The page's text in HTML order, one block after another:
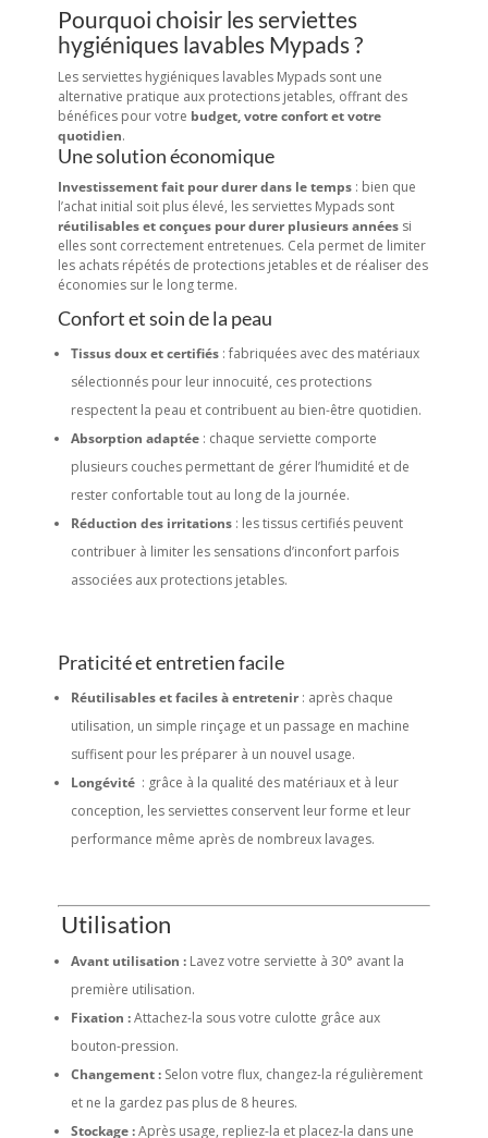
Pourquoi choisir les serviettes
hygiéniques lavables Mypads ?
Les serviettes hygiéniques lavables Mypads sont une
alternative pratique aux protections jetables, offrant des
bénéfices pour votre budget, votre confort et votre
quotidien.
Une solution économique
Investissement fait pour durer dans le temps: bien que
l’achat initial soit plus élevé, les serviettes Mypads sont
réutilisables et conçues pour durer plusieurs annéessi
elles sont correctement entretenues. Cela permet de limiter
les achats répétés de protections jetables et de réaliser des
économies sur le long terme.
Confort et soin de la peau
Tissus doux et certifiés: fabriquées avec des matériaux
sélectionnés pour leur innocuité, ces protections
respectent la peau et contribuent au bien-être quotidien.
Absorption adaptée: chaque serviette comporte
plusieurs couches permettant de gérer l’humidité et de
rester confortable tout au long de la journée.
Réduction des irritations: les tissus certifiés peuvent
contribuer à limiter les sensations d’inconfort parfois
associées aux protections jetables.
Praticité et entretien facile
Réutilisables et faciles à entretenir: après chaque
utilisation, un simple rinçage et un passage en machine
suffisent pour les préparer à un nouvel usage.
Longévité : grâce à la qualité des matériaux et à leur
conception, les serviettes conservent leur forme et leur
performance même après de nombreux lavages.
Utilisation
Avant utilisation :Lavez votre serviette à 30° avant la
première utilisation.
Fixation :Attachez-la sous votre culotte grâce aux
bouton-pression.
Changement :Selon votre flux, changez-la régulièrement
et ne la gardez pas plus de 8 heures.
Stockage :Après usage, repliez-la et placez-la dans une